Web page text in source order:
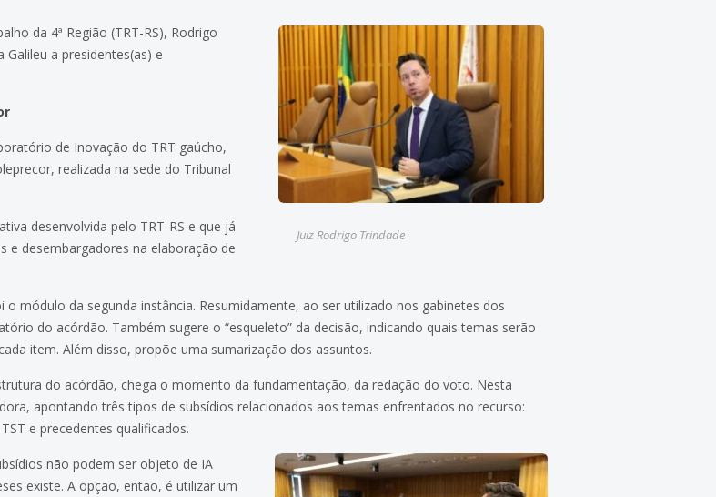
Juiz Rodrigo Trindade
da 4ª Região (TRT-RS), Rodrigo
a presidentes(as) e
de Inovação do TRT gaúcho,
realizada na sede do Tribunal
desenvolvida pelo TRT-RS e que já
e desembargadores na elaboração de
módulo da segunda instância. Resumidamente, ao ser utilizado nos gabinetes dos
do acórdão. Também sugere o “esqueleto” da decisão, indicando quais temas serão
item. Além disso, propõe uma sumarização dos assuntos.
do acórdão, chega o momento da fundamentação, da redação do voto. Nesta
apontando três tipos de subsídios relacionados aos temas enfrentados no recurso:
e precedentes qualificados.
não podem ser objeto de IA
existe. A opção, então, é utilizar um